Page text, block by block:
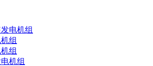
电机组
组
组
机组